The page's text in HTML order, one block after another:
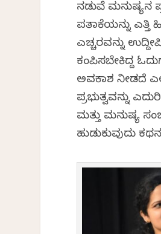
ನಡುವೆ ಮನುಷ್ಯನ
ಪತಾಕೆಯನ್ನು
ಎಚ್ಚರವನ್ನು
ಕಂಪಿಸಬೇಕಿದ್ದ
ಅವಕಾಶ ನೀಡದೆ
ಪ್ರಭುತ್ವವನ್ನು
ಮತ್ತು ಮನುಷ್ಯ
ಹುಡುಕುವುದು